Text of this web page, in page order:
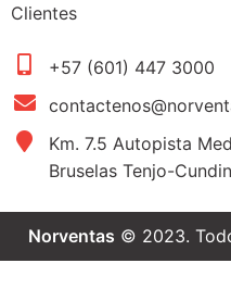
Clientes
+57 (601) 447 3000
Km. 7.5 Autopista
Bruselas Tenjo-
Norventas © 2023.